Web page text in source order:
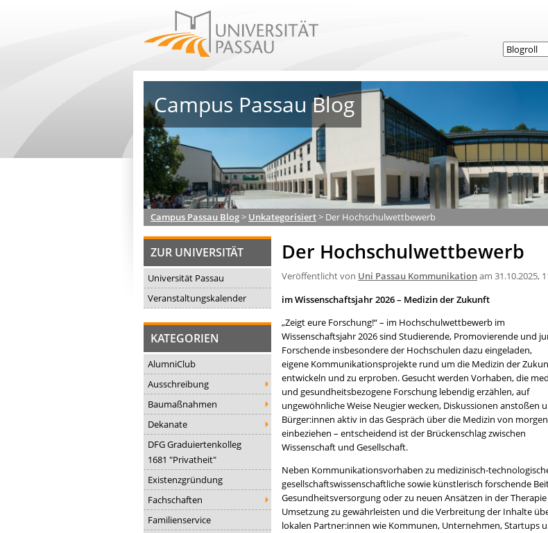
Campus Passau Blog
Campus Passau Blog> Unkategorisiert> Der Hochschulwettbewerb
ZUR UNIVERSITÄT
Universität Passau
Veranstaltungskalender
KATEGORIEN
AlumniClub
Ausschreibung
Baumaßnahmen
Dekanate
DFG Graduiertenkolleg
1681 "Privatheit"
Existenzgründung
Fachschaften
Familienservice
Der Hochschulwettbewerb
Veröffentlicht von Uni Passau Kommunikationam 31.10.2025,
im Wissenschaftsjahr 2026 – Medizin der Zukunft
„Zeigt eure Forschung!“ – im Hochschulwettbewerb im
Wissenschaftsjahr 2026 sind Studierende, Promovierende und
Forschende insbesondere der Hochschulen dazu eingeladen,
eigene Kommunikationsprojekte rund um die Medizin der
entwickeln und zu erproben. Gesucht werden Vorhaben, die
und gesundheitsbezogene Forschung lebendig erzählen, auf
ungewöhnliche Weise Neugier wecken, Diskussionen anstoßen
Bürger:innen aktiv in das Gespräch über die Medizin von morgen
einbeziehen – entscheidend ist der Brückenschlag zwischen
Wissenschaft und Gesellschaft.
Neben Kommunikationsvorhaben zu medizinisch-
gesellschaftswissenschaftliche sowie künstlerisch forschende
Gesundheitsversorgung oder zu neuen Ansätzen in der
Umsetzung zu gewährleisten und die Verbreitung der Inhalte
lokalen Partner:innen wie Kommunen, Unternehmen, Startups